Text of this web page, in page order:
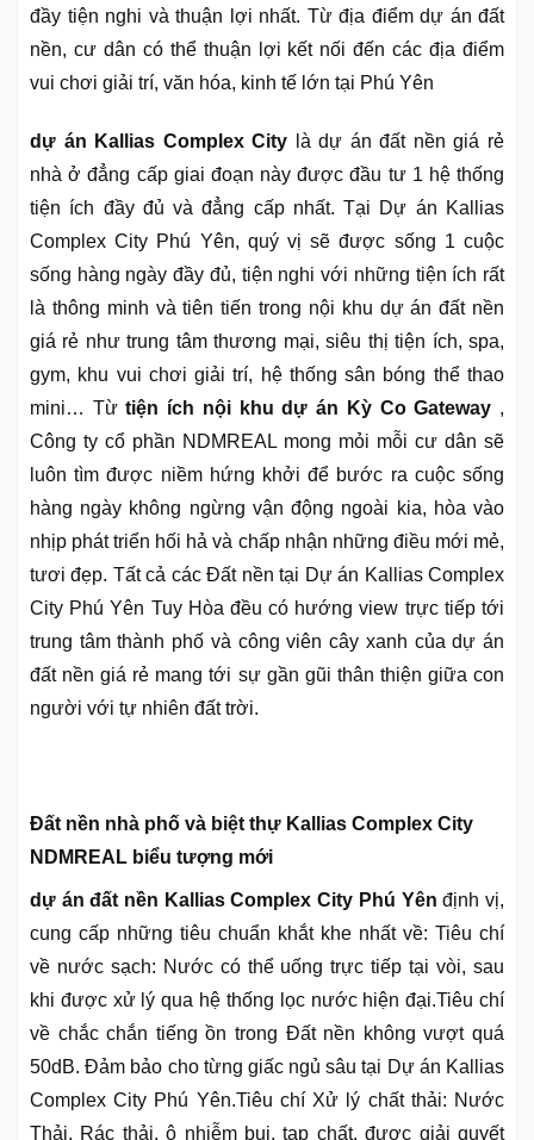
đầy tiện nghi và thuận lợi nhất. Từ địa điểm dự án đất
nền, cư dân có thể thuận lợi kết nối đến các địa điểm
vui chơi giải trí, văn hóa, kinh tế lớn tại Phú Yên
dự án Kallias Complex City là dự án đất nền giá rẻ
nhà ở đẳng cấp giai đoạn này được đầu tư 1 hệ thống
tiện ích đầy đủ và đẳng cấp nhất. Tại Dự án Kallias
Complex City Phú Yên, quý vị sẽ được sống 1 cuộc
sống hàng ngày đầy đủ, tiện nghi với những tiện ích rất
là thông minh và tiên tiến trong nội khu dự án đất nền
giá rẻ như trung tâm thương mại, siêu thị tiện ích, spa,
gym, khu vui chơi giải trí, hệ thống sân bóng thể thao
mini… Từtiện ích nội khu dự án Kỳ Co Gateway ,
Công ty cổ phần NDMREAL mong mỏi mỗi cư dân sẽ
luôn tìm được niềm hứng khởi để bước ra cuộc sống
hàng ngày không ngừng vận động ngoài kia, hòa vào
nhịp phát triển hối hả và chấp nhận những điều mới mẻ,
tươi đẹp. Tất cả các Đất nền tại Dự án Kallias Complex
City Phú Yên Tuy Hòa đều có hướng view trực tiếp tới
trung tâm thành phố và công viên cây xanh của dự án
đất nền giá rẻ mang tới sự gần gũi thân thiện giữa con
người với tự nhiên đất trời.
Đất nền nhà phố và biệt thự Kallias Complex City
NDMREAL biểu tượng mới
dự án đất nền Kallias Complex City Phú Yên định vị,
cung cấp những tiêu chuẩn khắt khe nhất về: Tiêu chí
về nước sạch: Nước có thể uống trực tiếp tại vòi, sau
khi được xử lý qua hệ thống lọc nước hiện đại.Tiêu chí
về chắc chắn tiếng ồn trong Đất nền không vượt quá
50dB. Đảm bảo cho từng giấc ngủ sâu tại Dự án Kallias
Complex City Phú Yên.Tiêu chí Xử lý chất thải: Nước
Thải, Rác thải, ô nhiễm bụi, tạp chất, được giải quyết